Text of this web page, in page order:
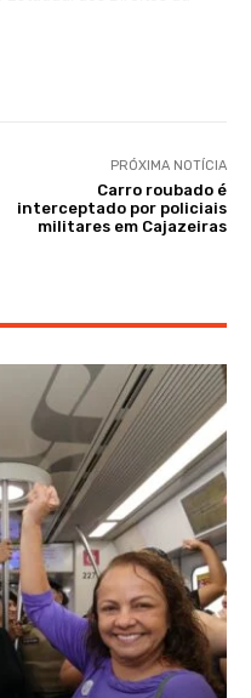
PRÓXIMA NOTÍCIA
Carro roubado é
interceptado por policiais
militares em Cajazeiras